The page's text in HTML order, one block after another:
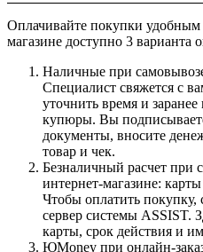
Оплачивайте покупки
магазине доступно 3 варианта
Наличные при
Специалист свяжется с
уточнить время и
купюры. Вы
документы, вносите
товар и чек.
Безналичный расчет при
интернет-магазине:
Чтобы оплатить покупку,
сервер системы ASSIST.
карты, срок действия и
ЮMoney при онлайн-